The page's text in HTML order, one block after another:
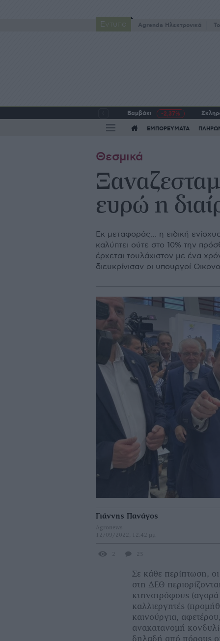
Έντυπα Agrenda Ηλεκτρονικά
Βαμβάκι -2,37%
ΕΜΠΟΡΕΥΜΑΤΑ
Θεσμικά
ευρώ η
Εκ μεταφοράς… η ειδική
καλύπτει ούτε στο 10% την
έρχεται τουλάχιστον με ένα
διευκρίνισαν οι υπουργοί
Γιάννης Πανάγος
Agronews
12/09/2022, 12:42 μμ
25
Σε κάθε περίπτωση,
στη ΔΕΘ
κτηνοτρόφους
καλλιεργητές
καινούργια,
ανακατανομή
δηλαδή από πόρους